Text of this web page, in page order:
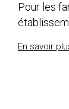
Pour les
En savoir